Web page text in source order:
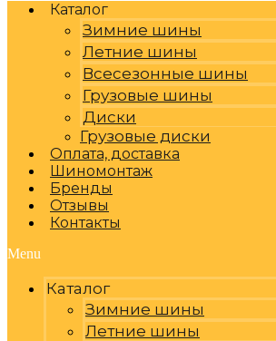
Каталог
Зимние шины
Летние шины
Всесезонные шины
Грузовые шины
Диски
Грузовые диски
Оплата, доставка
Шиномонтаж
Бренды
Отзывы
Контакты
Menu
Каталог
Зимние шины
Летние шины